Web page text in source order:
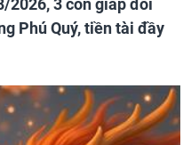
2026, 3 con giáp đổi
Phú Quý, tiền tài đầy